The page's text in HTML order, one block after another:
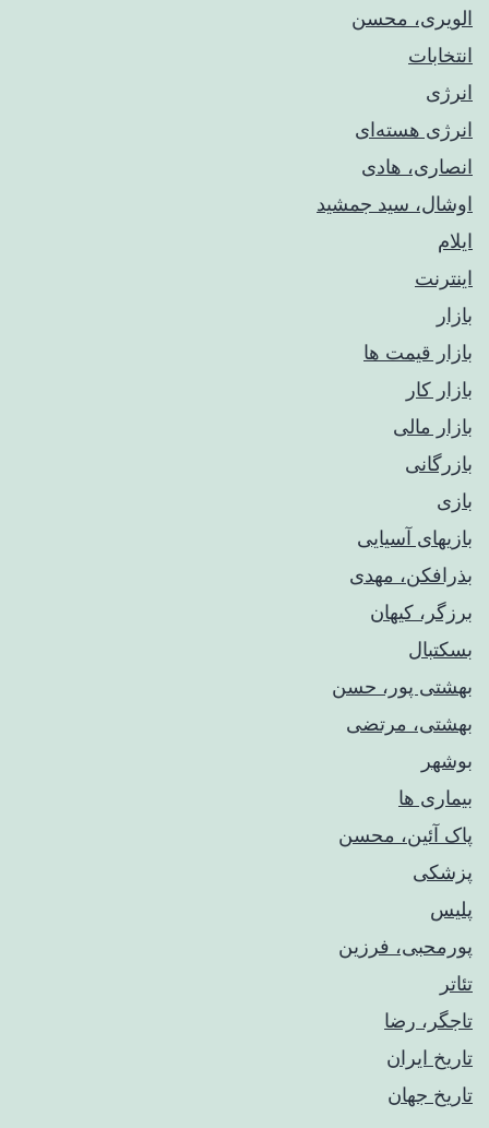
الویری، محسن
انتخابات
انرژی
انرژی هسته‌ای
انصاری، هادی
اوشال، سید جمشید
ایلام
اینترنت
بازار
بازار قیمت ها
بازار کار
بازار مالی
بازرگانی
بازی
بازیهای آسیایی
بذرافکن، مهدی
برزگر، کیهان
بسکتبال
بهشتی پور، حسن
بهشتی، مرتضی
بوشهر
بیماری ها
پاک آئین، محسن
پزشکی
پلیس
پورمحبی، فرزین
تئاتر
تاجگر، رضا
تاریخ ایران
تاریخ جهان